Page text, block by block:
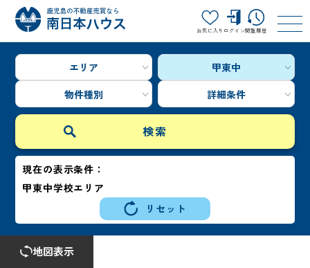
お気に入り ログイン閲覧履歴
エリア
甲東中
物件種別
詳細条件
現在の表示条件：
甲東中学校エリア
リセット
地図表示